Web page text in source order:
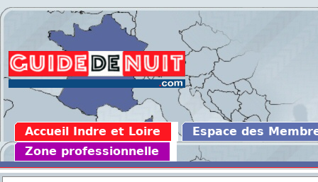
Accueil Indre et Loire
Espace des
Zone professionnelle